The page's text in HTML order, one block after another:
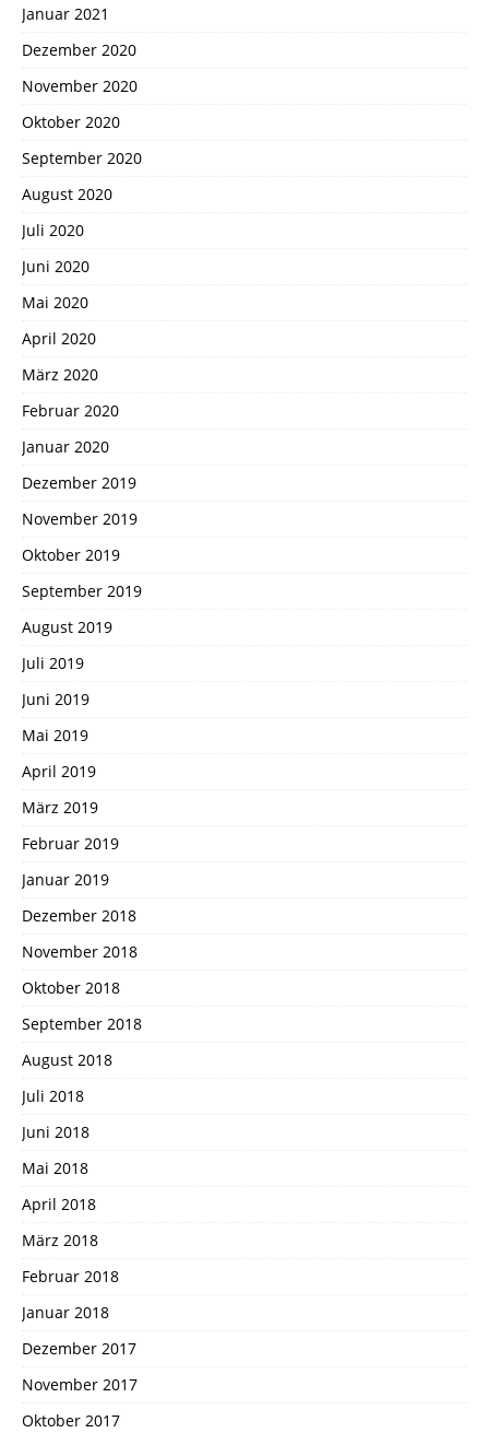
Januar 2021
Dezember 2020
November 2020
Oktober 2020
September 2020
August 2020
Juli 2020
Juni 2020
Mai 2020
April 2020
März 2020
Februar 2020
Januar 2020
Dezember 2019
November 2019
Oktober 2019
September 2019
August 2019
Juli 2019
Juni 2019
Mai 2019
April 2019
März 2019
Februar 2019
Januar 2019
Dezember 2018
November 2018
Oktober 2018
September 2018
August 2018
Juli 2018
Juni 2018
Mai 2018
April 2018
März 2018
Februar 2018
Januar 2018
Dezember 2017
November 2017
Oktober 2017